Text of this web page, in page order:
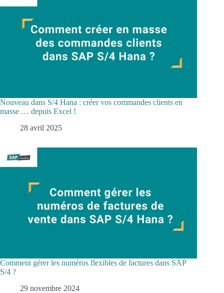
Nouveau dans S/4 Hana : créer vos commandes clients en
masse … depuis Excel !
28 avril 2025
Comment gérer les numéros flexibles de factures dans SAP
S/4 ?
29 novembre 2024